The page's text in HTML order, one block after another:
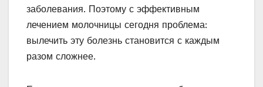
заболевания. Поэтому с эффективным
лечением молочницы сегодня проблема:
вылечить эту болезнь становится с каждым
разом сложнее.